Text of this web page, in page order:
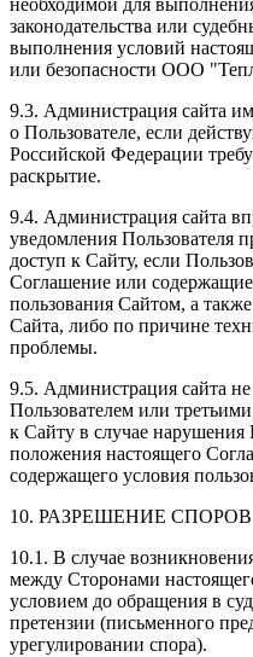
необходимой для
законодательства или
выполнения условий
или безопасности ООО
9.3. Администрация сайта
о Пользователе, если
Российской Федерации
раскрытие.
9.4. Администрация сайта
уведомления Пользователя
доступ к Сайту, если
Соглашение или
пользования Сайтом, а
Сайта, либо по причине
проблемы.
9.5. Администрация сайта не
Пользователем или
к Сайту в случае нарушения
положения настоящего
содержащего условия
10. РАЗРЕШЕНИЕ СПОРОВ
10.1. В случае
между Сторонами
условием до обращения в
претензии (письменного
урегулировании спора).